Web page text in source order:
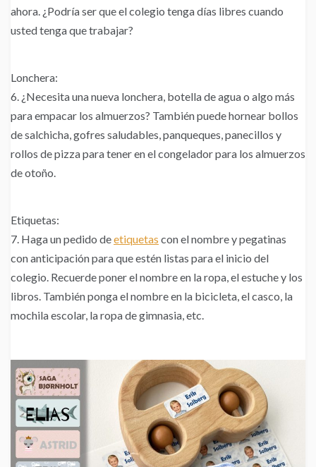
ahora. ¿Podría ser que el colegio tenga días libres cuando
usted tenga que trabajar?
Lonchera:
6. ¿Necesita una nueva lonchera, botella de agua o algo más
para empacar los almuerzos? También puede hornear bollos
de salchicha, gofres saludables, panqueques, panecillos y
rollos de pizza para tener en el congelador para los almuerzos
de otoño.
Etiquetas:
7. Haga un pedido deetiquetas con el nombre y pegatinas
con anticipación para que estén listas para el inicio del
colegio. Recuerde poner el nombre en la ropa, el estuche y los
libros. También ponga el nombre en la bicicleta, el casco, la
mochila escolar, la ropa de gimnasia, etc.